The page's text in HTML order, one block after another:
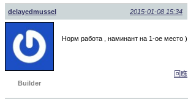
delayedmussel 2015-01-08 15:34
Builder
Норм работа , наминант на 1-ое место )
回應